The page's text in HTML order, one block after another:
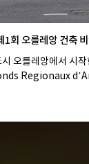
회 오를레앙 건축 비
오를레앙에서 시
Regionaux